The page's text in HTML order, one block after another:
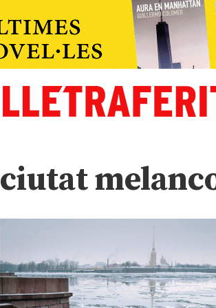
ciutat